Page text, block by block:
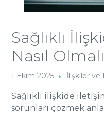
Sağlıklı
Nasıl
1 Ekim 2025 İlişkiler ve
Sağlıklı ilişkide
sorunları çözmek